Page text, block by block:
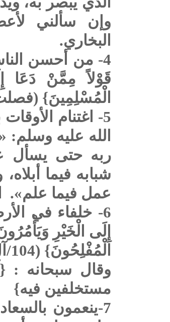
وإن سألني
البخاري.
4- من أحسن
قَوْلاً مِمَّنْ دَعَا
الْمُسْلِمِينَ}
5- اغتنام
الله عليه وسلم:
ربه حتى يسأل
شبابه فيما
عمل فيما علم».
6- خلفاء في
إِلَى الْخَيْرِ
الْمُفْلِحُونَ} (104/آل عمران).
وقال سبحانه :
مستخلفين فيه}
7-ينعمون